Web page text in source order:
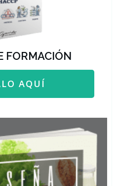
FORMACIÓN
AQUÍ